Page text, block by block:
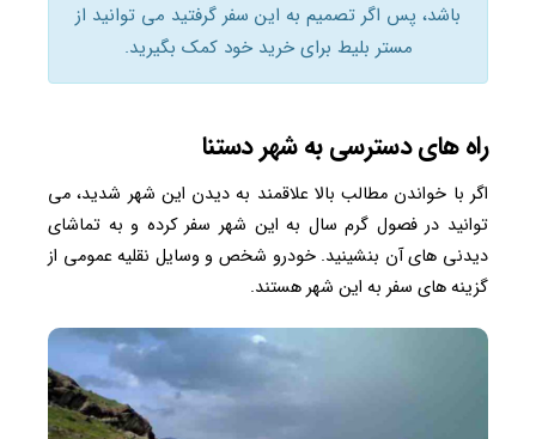
باشد، پس اگر تصمیم به این سفر گرفتید می توانید از
مستر بلیط برای خرید خود کمک بگیرید.
راه های دسترسی به شهر دستنا
اگر با خواندن مطالب بالا علاقمند به دیدن این شهر شدید، می
توانید در فصول گرم سال به این شهر سفر کرده و به تماشای
دیدنی های آن بنشینید. خودرو شخص و وسایل نقلیه عمومی از
گزینه های سفر به این شهر هستند.